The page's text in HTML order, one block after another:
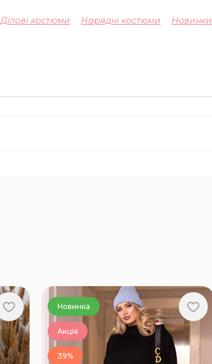
Ділові костюми Нарядні костюми Новинки
Новинка
Акція
39%